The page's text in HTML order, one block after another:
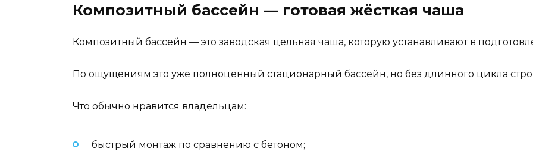
Композитный бассейн — готовая жёсткая чаша
Композитный бассейн — это заводская цельная чаша, которую устанавливают в
По ощущениям это уже полноценный стационарный бассейн, но без длинного цикла
Что обычно нравится владельцам:
быстрый монтаж по сравнению с бетоном;